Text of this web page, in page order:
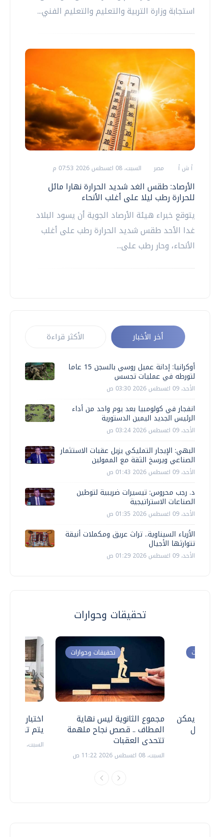
استجابة وزارة التربية والتعليم والتعليم الفني...
أ ش أ مصر السبت، 08 اغسطس 2026 07:53 م
الأرصاد: طقس الغد شديد الحرارة نهارا مائل
للحرارة رطب ليلا على أغلب الأنحاء
يتوقع خبراء هيئة الأرصاد الجوية أن يسود البلاد
غدا الأحد طقس شديد الحرارة رطب على أغلب
الأنحاء، وحار رطب على...
أخر الأخبار الأكثر قراءة
أوكرانيا: إدانة عميل روسي بالسجن 15 عاما
لتورطه في عمليات تجسس
الأحد، 09 اغسطس 2026 03:30 ص
انفجار في كولومبيا بعد يوم واحد من أداء
الرئيس الجديد اليمين الدستورية
الأحد، 09 اغسطس 2026 03:24 ص
البهي: الإيجار التمليكي يزيل عقبات الاستثمار
الصناعي ويرسخ الثقة مع الممولين
الأحد، 09 اغسطس 2026 01:43 ص
د. رجب محروس: تيسيرات ضريبية لتوطين
الصناعات الاستراتيجية
الأحد، 09 اغسطس 2026 01:35 ص
الأزياء السيناوية.. تراث عريق ومكملات أنيقة
تتوارثها الأجيال
الأحد، 09 اغسطس 2026 01:29 ص
تحقيقات وحوارات
اختبارات
يتم
السبت، 18 يوليو 2026 09:22 ص
تحقيقات وحوارات
مجموع الثانوية ليس نهاية
المطاف .. قصص نجاح ملهمة
تتحدى العقبات
السبت، 08 اغسطس 2026 11:22 ص
وحوارات
.. هل يمكن
نتعامل